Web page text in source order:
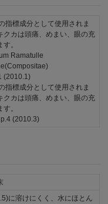
指標成分として使用されま
クカは頭痛、めまい、眼の充
。
Ramatulle
(2010.1)
指標成分として使用されま
クカは頭痛、めまい、眼の充
。
(2010.3)
に溶けにくく、水にほとん